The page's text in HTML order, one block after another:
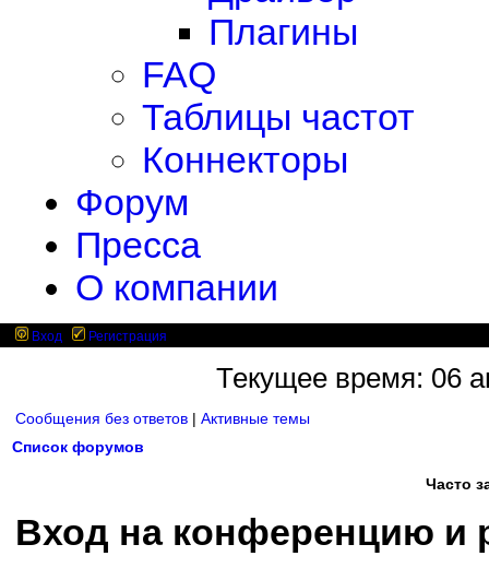
Плагины
FAQ
Таблицы частот
Коннекторы
Форум
Пресса
О компании
Вход Регистрация
Текущее время: 06
Сообщения без ответов | Активные темы
Список форумов
Часто
Вход на конференцию и